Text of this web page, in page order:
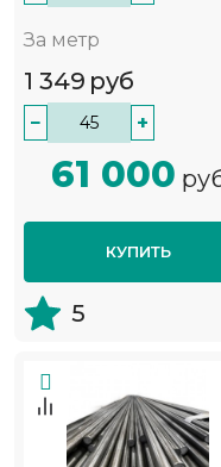
За метр
1 349 руб
− +
61 000
КУПИТЬ
5